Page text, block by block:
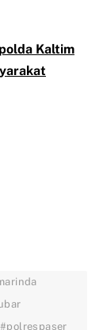
Kaltim